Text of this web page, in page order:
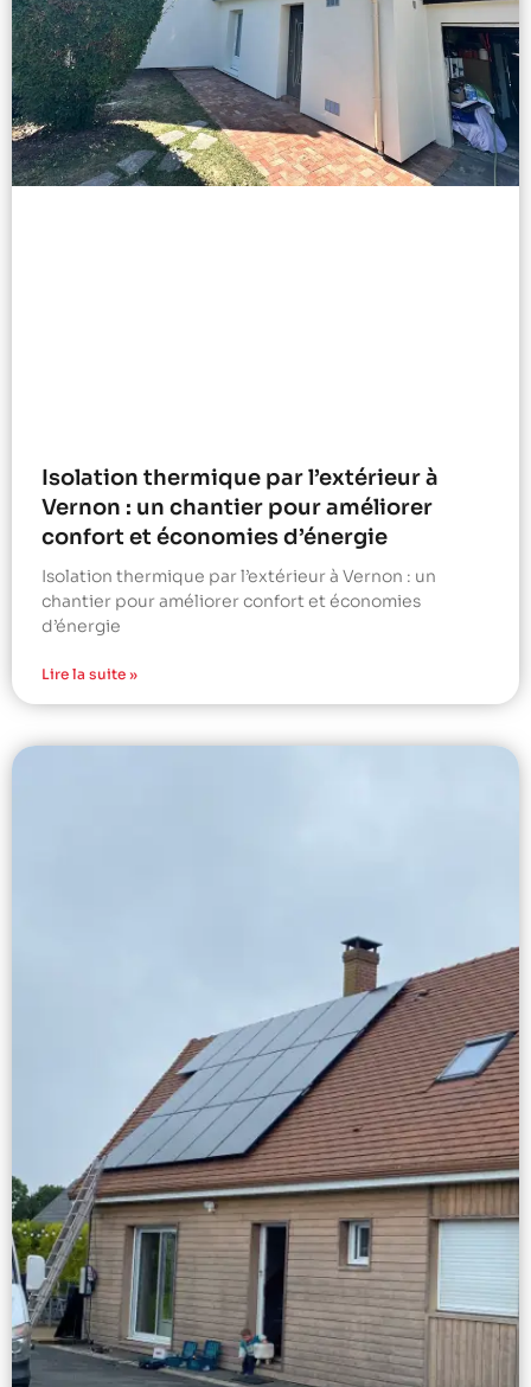
Isolation thermique par l’extérieur à
Vernon : un chantier pour améliorer
confort et économies d’énergie
Isolation thermique par l’extérieur à Vernon : un
chantier pour améliorer confort et économies
d’énergie
Lire la suite »